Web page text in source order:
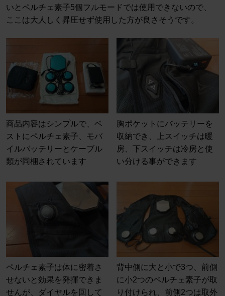
いとペルチェ素子5個フルモードでは使用できないので、
ここは大人しく昇圧せず使用した方が良さそうです。
商品内容はシンプルで、ベ
ストにペルチェ素子、モバ
イルバッテリーとケーブル
類が同梱されています
胸ポケットにバッテリーを
収納でき、上スイッチは暖
房、下スイッチは冷房と使
い分ける事ができます
ペルチェ素子は体に密着さ
せないと効果を発揮できま
せんが、ダイヤルを回して
背中側に大と小で3つ、前側
に小2つのペルチェ素子が取
り付けられ、前側2つは取外